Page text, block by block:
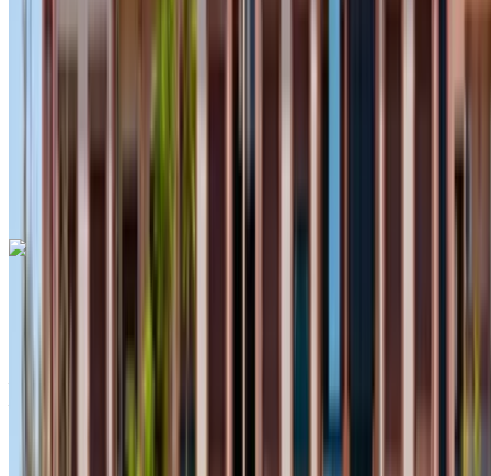
internacional de Agadir, Agadir
Aeropuerto internacional de Agadir, Agadir
Aeropuerto internacional de Agadir, Agadir